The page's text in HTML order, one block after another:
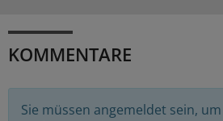
KOMMENTARE
Sie müssen angemeldet sein,